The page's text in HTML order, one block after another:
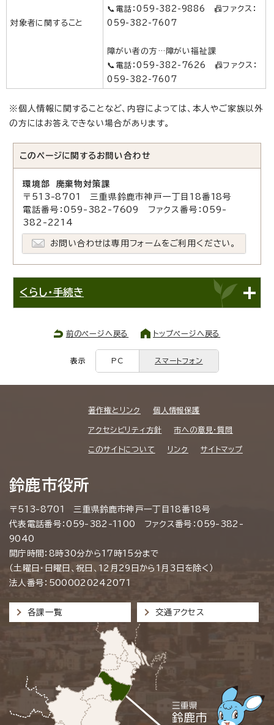
対象者に関すること
📞電話：059-382-9886 📠ファクス：
059-382-7607
障がい者の方…障がい福祉課
📞電話：059-382-7626 📠ファクス：
059-382-7607
※個人情報に関することなど、内容によっては、本人やご家族以外
の方にはお答えできない場合があります。
このページに関する お問い合わせ
環境部 廃棄物対策課
〒513-8701 三重県鈴鹿市神戸一丁目18番18号
電話番号：059-382-7609 ファクス番号：059-
382-2214
お問い合わせは専用フォームをご利用ください。
くらし・手続き
前のページへ戻る トップページへ戻る
表示 PC スマートフォン
著作権とリンク 個人情報保護
アクセシビリティ方針 市への意見・質問
このサイトについて リンク サイトマップ
鈴鹿市役所
〒513-8701 三重県鈴鹿市神戸一丁目18番18号
代表電話番号：059-382-1100 ファクス番号：059-382-
9040
開庁時間：8時30分から17時15分まで
（土曜日・日曜日、祝日、12月29日から1月3日を除く）
法人番号：5000020242071
各課一覧 交通アクセス